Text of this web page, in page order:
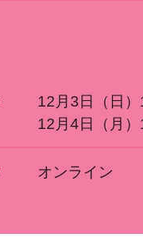
12月3日（日
12月4日（月
オンライン